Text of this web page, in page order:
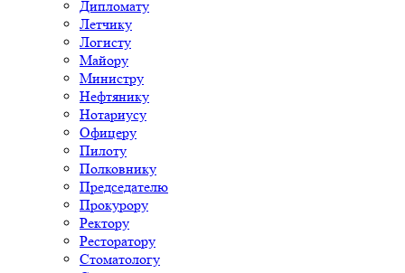
Дипломату
Летчику
Логисту
Майору
Министру
Нефтянику
Нотариусу
Офицеру
Пилоту
Полковнику
Председателю
Прокурору
Ректору
Ресторатору
Стоматологу